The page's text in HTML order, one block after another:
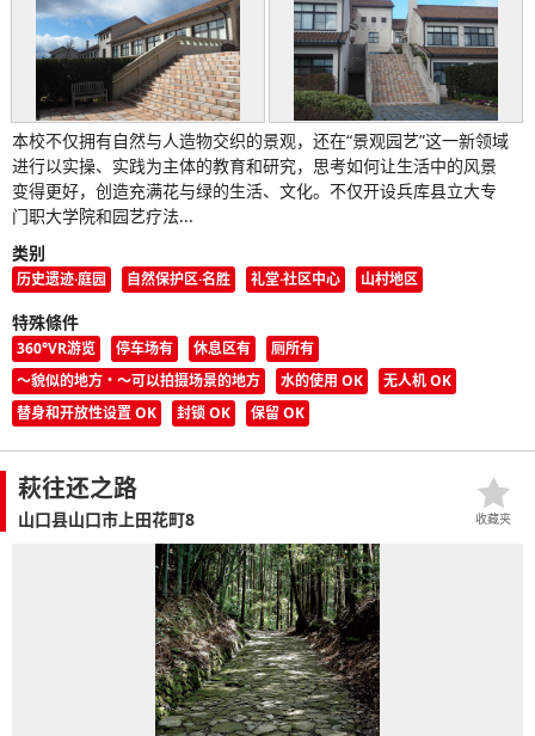
本校不仅拥有自然与人造物交织的景观，还在“景观园艺”这一新领域
进行以实操、实践为主体的教育和研究，思考如何让生活中的风景
变得更好，创造充满花与绿的生活、文化。不仅开设兵库县立大专
门职大学院和园艺疗法...
类别
历史遗迹·庭园 自然保护区·名胜 礼堂·社区中心 山村地区
特殊條件
360°VR游览 停车场有 休息区有
厕所有
〜貌似的地方・〜可以拍摄场景的地方
水的使用 OK
无人机 OK
替身和开放性设置 OK
封锁 OK 保留 OK
萩往还之路
山口县山口市上田花町8 收藏夹